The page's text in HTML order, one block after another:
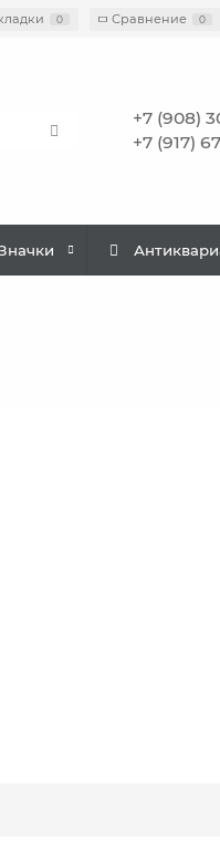
0 Сравнение 0
+7 (908)
+7 (917)